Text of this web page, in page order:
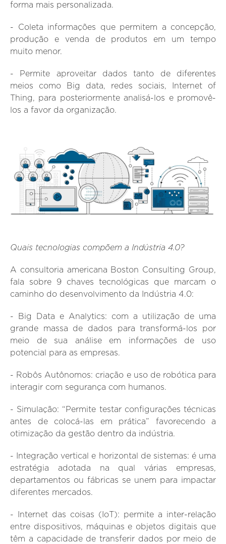
forma mais personalizada.
- Coleta informações que permitem a concepção,
produção e venda de produtos em um tempo
muito menor.
- Permite aproveitar dados tanto de diferentes
meios como Big data, redes sociais, Internet of
Thing, para posteriormente analisá-los e promovê-
los a favor da organização.
Quais tecnologias compõem a Indústria 4.0?
A consultoria americana Boston Consulting Group,
fala sobre 9 chaves tecnológicas que marcam o
caminho do desenvolvimento da Indústria 4.0:
- Big Data e Analytics: com a utilização de uma
grande massa de dados para transformá-los por
meio de sua análise em informações de uso
potencial para as empresas.
- Robôs Autônomos: criação e uso de robótica para
interagir com segurança com humanos.
- Simulação: “Permite testar configurações técnicas
antes de colocá-las em prática” favorecendo a
otimização da gestão dentro da indústria.
- Integração vertical e horizontal de sistemas: é uma
estratégia adotada na qual várias empresas,
departamentos ou fábricas se unem para impactar
diferentes mercados.
- Internet das coisas (IoT): permite a inter-relação
entre dispositivos, máquinas e objetos digitais que
têm a capacidade de transferir dados por meio de